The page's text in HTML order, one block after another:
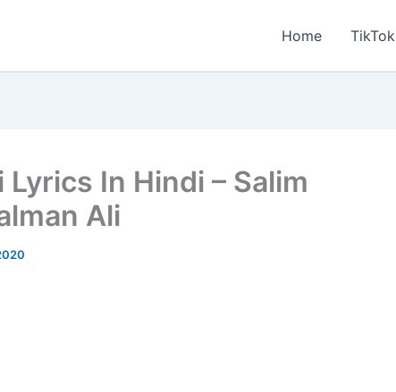
Home TikTok
Lyrics In Hindi – Salim
Ali